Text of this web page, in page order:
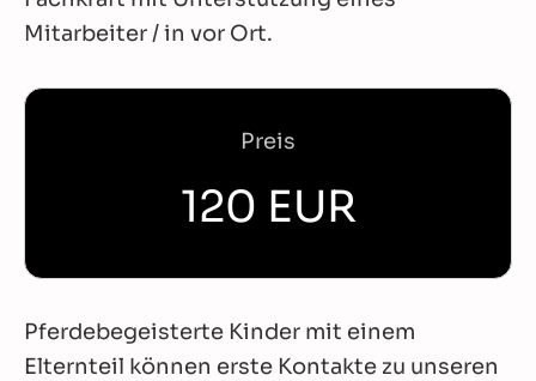
Mitarbeiter / in vor Ort.
Preis
120 EUR
Pferdebegeisterte Kinder mit einem
Elternteil können erste Kontakte zu unseren